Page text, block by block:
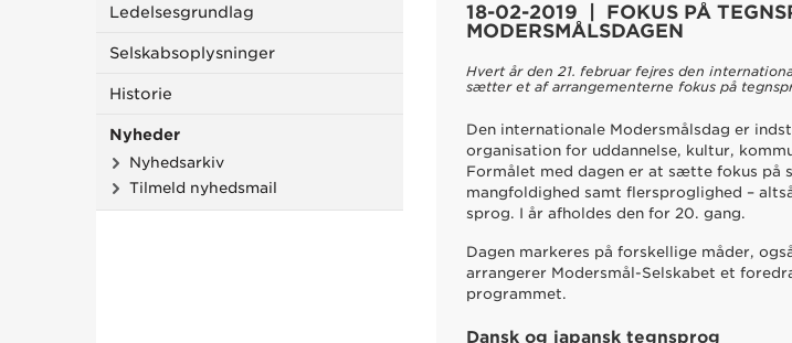
Ledelsesgrundlag
Selskabsoplysninger
Historie
Nyheder
Nyhedsarkiv
Tilmeld nyhedsmail
18-02-2019 | FOKUS PÅ
MODERSMÅLSDAGEN
Hvert år den 21. februar fejres den
sætter et af arrangementerne fokus på
Den internationale Modersmålsdag er
organisation for uddannelse, kultur,
Formålet med dagen er at sætte fokus på
mangfoldighed samt flersproglighed –
sprog. I år afholdes den for 20. gang.
Dagen markeres på forskellige måder,
arrangerer Modersmål-Selskabet et
programmet.
Dansk og japansk tegnsprog